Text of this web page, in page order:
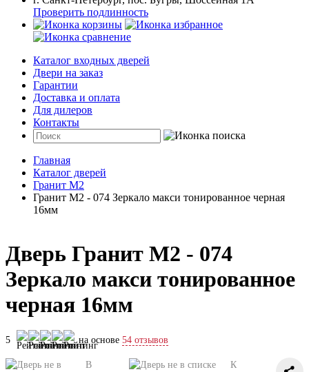
Проверить подлинность
Каталог входных дверей
Двери на заказ
Гарантии
Доставка и оплата
Для дилеров
Контакты
Главная
Каталог дверей
Гранит М2
Гранит М2 - 074 Зеркало макси тонированное черная
16мм
Дверь Гранит М2 - 074
Зеркало макси тонированное
черная 16мм
5 на основе 54 отзывов
В
К